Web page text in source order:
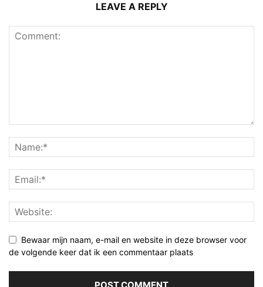
LEAVE A REPLY
Bewaar mijn naam, e-mail en website in deze browser voor
de volgende keer dat ik een commentaar plaats